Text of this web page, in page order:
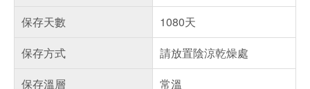
保存天數
1080天
保存方式
請放置陰涼乾燥處
保存溫層
常溫